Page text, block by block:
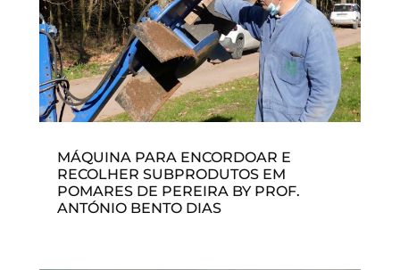
MÁQUINA PARA ENCORDOAR E
RECOLHER SUBPRODUTOS EM
POMARES DE PEREIRA BY PROF.
ANTÓNIO BENTO DIAS